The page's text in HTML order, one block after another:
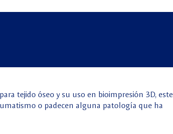
tejido óseo y su uso en bioimpresión 3D, este
o padecen alguna patología que ha